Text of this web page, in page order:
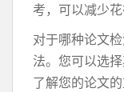
考，可以减少花
对于哪种论文
法。您可以选
了解您的论文